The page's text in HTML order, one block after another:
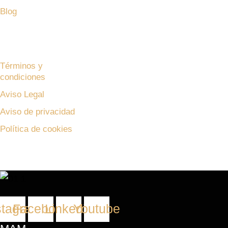
Blog
Términos y
condiciones
Aviso Legal
Aviso de privacidad
Política de cookies
FacebookLinkedinYoutube